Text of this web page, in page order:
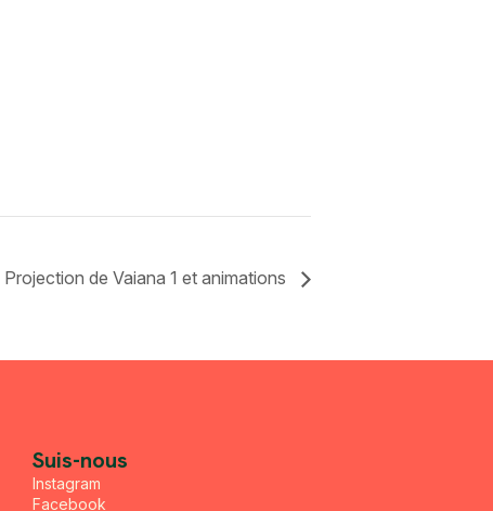
Projection de Vaiana 1 et animations
Suis-nous
Instagram
Facebook